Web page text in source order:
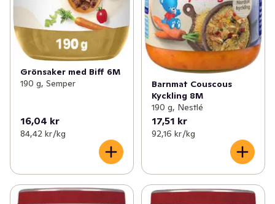
Grönsaker med Biff 6M
190 g, Semper
16,04 kr
84,42 kr /kg
Barnmat Couscous
Kyckling 8M
190 g, Nestlé
17,51 kr
92,16 kr /kg